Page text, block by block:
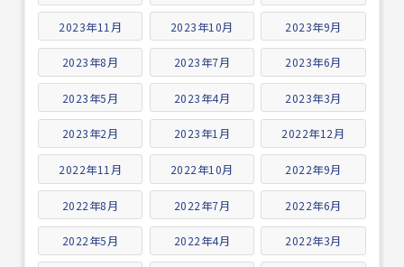
2023年11月 2023年10月 2023年9月
2023年8月 2023年7月 2023年6月
2023年5月 2023年4月 2023年3月
2023年2月 2023年1月 2022年12月
2022年11月 2022年10月 2022年9月
2022年8月 2022年7月 2022年6月
2022年5月 2022年4月 2022年3月